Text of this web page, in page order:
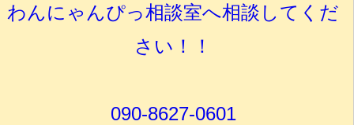
わんにゃんぴっ相談室へ相談してくだ
さい！！
090-8627-0601